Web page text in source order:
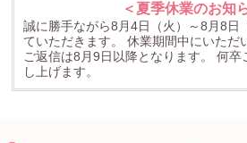
＜夏季休業のお知
誠に勝手ながら8月4日（火）～8月8日
ていただきます。
休業期間中にいただ
ご返信は8月9日以降となります。
何卒
し上げます。